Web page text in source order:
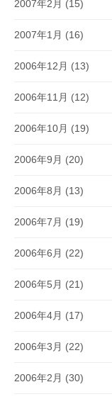
2007年2月 (15)
2007年1月 (16)
2006年12月 (13)
2006年11月 (12)
2006年10月 (19)
2006年9月 (20)
2006年8月 (13)
2006年7月 (19)
2006年6月 (22)
2006年5月 (21)
2006年4月 (17)
2006年3月 (22)
2006年2月 (30)